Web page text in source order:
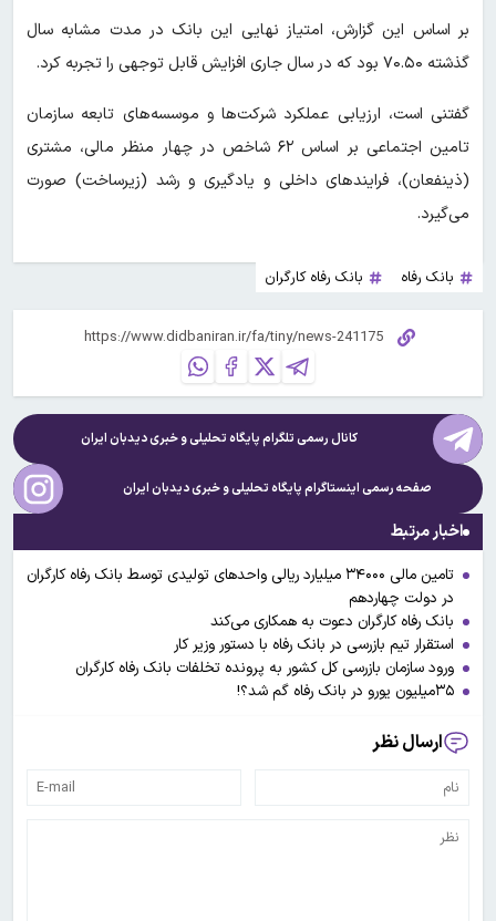
بر اساس این گزارش، امتیاز نهایی این بانک در مدت مشابه سال
گذشته ۷۰.۵۰ بود که در سال جاری افزایش قابل توجهی را تجربه کرد.
گفتنی است، ارزیابی عملکرد شرکت‌ها و موسسه‌های تابعه سازمان
تامین اجتماعی بر اساس ۶۲ شاخص در چهار منظر مالی، مشتری
(ذینفعان)، فرایندهای داخلی و یادگیری و رشد (زیرساخت) صورت
می‌گیرد.
بانک رفاه بانک رفاه کارگران
کانال رسمی تلگرام پایگاه تحلیلی و خبریدیدبان ایران
صفحه رسمی اینستاگرام پایگاه تحلیلی و خبریدیدبان ایران
اخبار مرتبط
تامین مالی ۳۴۰۰۰ میلیارد ریالی واحدهای تولیدی توسط بانک رفاه کارگران
در دولت چهاردهم
بانک رفاه کارگران دعوت به همکاری می‌کند
استقرار تیم بازرسی در بانک رفاه با دستور وزیر کار
ورود سازمان بازرسی کل کشور به پرونده تخلفات بانک رفاه کارگران
۳۵میلیون یورو در بانک رفاه گم شد؟!
ارسال نظر